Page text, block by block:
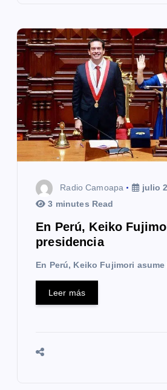
Radio Camoapa
julio
3 minutes Read
En Perú, Keiko
presidencia
En Perú, Keiko Fujimori
Leer más